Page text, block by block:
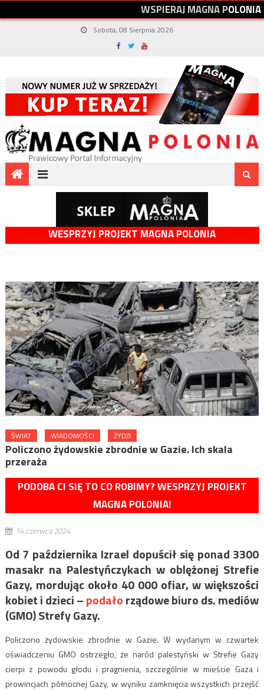
WSPIERAJMAGNAPOLONIA
Sobota, 08 Sierpnia 2026
WESPRZYJ PROJEKT MAGNA POLONIA
ŚWIAT WIADOMOŚCI ŻYDZI
Policzono żydowskie zbrodnie w Gazie. Ich skala
przeraża
PODOBA CI SIĘ TO CO ROBIMY? WESPRZYJ PROJEKT
MAGNA POLONIA!
14 czerwca 2024
Od 7 października Izrael dopuścił się ponad 3300
masakr na Palestyńczykach w oblężonej Strefie
Gazy, mordując około 40 000 ofiar, w większości
kobiet i dzieci –podałorządowe biuro ds. mediów
(GMO) Strefy Gazy.
Policzono żydowskie zbrodnie w Gazie. W wydanym w czwartek
oświadczeniu GMO ostrzegło, że naród palestyński w Strefie Gazy
cierpi z powodu głodu i pragnienia, szczególnie w mieście Gaza i
prowincjach północnej Gazy, w wyniku zamknięcia wszystkich przejść